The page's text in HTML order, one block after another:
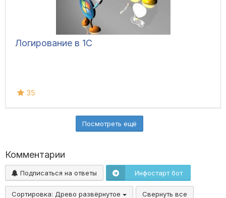
Логирование в 1С
35
Посмотреть ещё
Комментарии
Подписаться на ответы Инфостарт бот
Сортировка: Древо развёрнутое Свернуть все